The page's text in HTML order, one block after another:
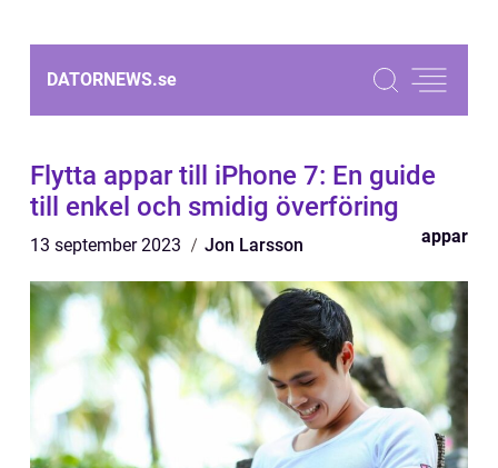
DATORNEWS.se
Flytta appar till iPhone 7: En guide
till enkel och smidig överföring
13 september 2023 Jon Larsson appar